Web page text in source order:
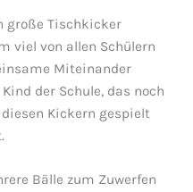
große Tischkicker
viel von allen Schülern
Miteinander
der Schule, das noch
Kickern gespielt
Bälle zum Zuwerfen